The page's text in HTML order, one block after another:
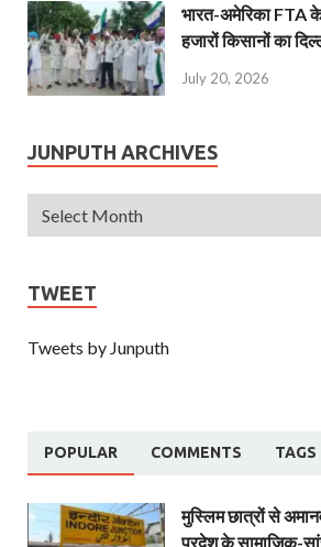
भारत-अमेरिका FTA
हजारों किसानों का
July 20, 2026
JUNPUTH ARCHIVES
TWEET
Tweets by Junputh
POPULAR COMMENTS TAGS
मुस्लिम छात्रों से
प्रदेश के सामाजिक-